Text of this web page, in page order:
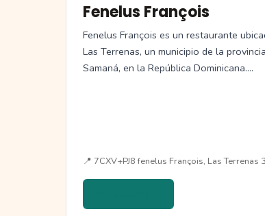
Fenelus François
Fenelus François es un restaurante
Las Terrenas, un municipio de la
Samaná, en la República Dominicana.…
📍 7CXV+PJ8 fenelus François, Las Terrenas